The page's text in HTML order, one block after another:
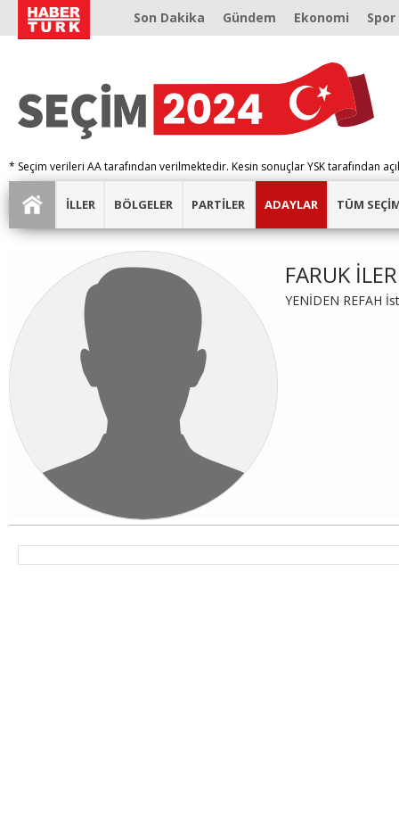
Son Dakika Gündem Ekonomi Spor
* Seçim verileri AA tarafından verilmektedir. Kesin sonuçlar YSK tarafından
İLLER BÖLGELER PARTİLER ADAYLAR TÜM
FARUK
YENİDEN REFAH